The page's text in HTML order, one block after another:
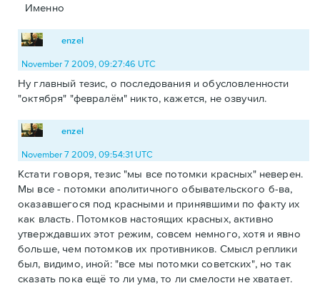
Именно
enzel
November 7 2009, 09:27:46 UTC
Ну главный тезис, о последования и обусловленности
"октября" "февралём" никто, кажется, не озвучил.
enzel
November 7 2009, 09:54:31 UTC
Кстати говоря, тезис "мы все потомки красных" неверен.
Мы все - потомки аполитичного обывательского б-ва,
оказавшегося под красными и принявшими по факту их
как власть. Потомков настоящих красных, активно
утверждавших этот режим, совсем немного, хотя и явно
больше, чем потомков их противников. Смысл реплики
был, видимо, иной: "все мы потомки советских", но так
сказать пока ещё то ли ума, то ли смелости не хватает.